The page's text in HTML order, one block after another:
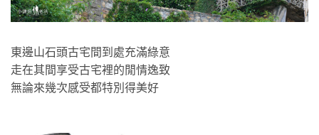
東邊山石頭古宅間到處充滿綠意
走在其間享受古宅裡的閒情逸致
無論來幾次感受都特別得美好